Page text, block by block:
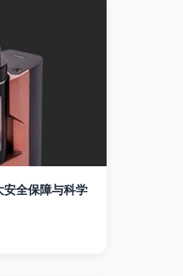
全保障与科学